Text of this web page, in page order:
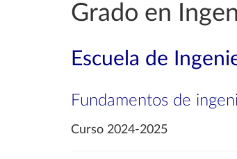
Grado en
Escuela de
Fundamentos de
Curso 2024-2025